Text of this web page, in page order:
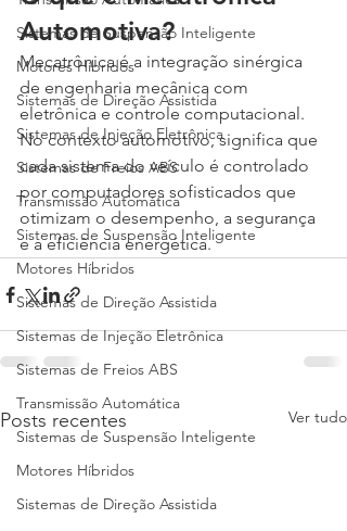
Sistemas de Suspensão Inteligente
Motores Híbridos
Sistemas de Direção Assistida
Sistemas de Injeção Eletrônica
Sistemas de Freios ABS
Transmissão Automática
Sistemas de Suspensão Inteligente
Motores Híbridos
Sistemas de Direção Assistida
Sistemas de Injeção Eletrônica
Sistemas de Freios ABS
Transmissão Automática
Sistemas de Suspensão Inteligente
Motores Híbridos
Sistemas de Direção Assistida
Automotiva?
Mecatrônica é a integração sinérgica
de engenharia mecânica com
eletrônica e controle computacional.
No contexto automotivo, significa que
cada sistema do veículo é controlado
por computadores sofisticados que
otimizam o desempenho, a segurança
e a eficiência energética.
Posts recentes Ver tudo